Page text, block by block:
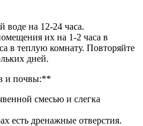
воде на 12-24 часа.
их на 1-2 часа в
в теплую комнату. Повторяйте
дней.
и почвы:**
смесью и слегка
есть дренажные отверстия.